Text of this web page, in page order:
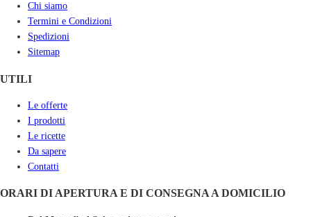
Chi siamo
Termini e Condizioni
Spedizioni
Sitemap
UTILI
Le offerte
I prodotti
Le ricette
Da sapere
Contatti
ORARI DI APERTURA E DI CONSEGNA A DOMICILIO